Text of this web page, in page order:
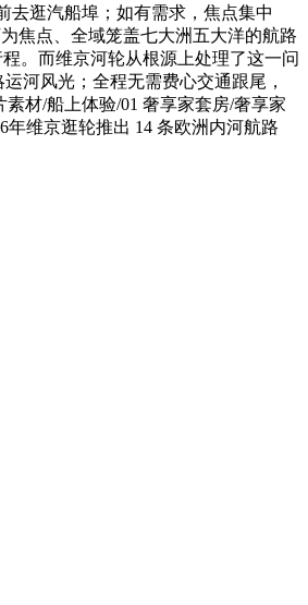
去逛汽船埠；如有需求，焦点集中
焦点、全域笼盖七大洲五大洋的航路
。而维京河轮从根源上处理了这一问
河风光；全程无需费心交通跟尾，
材/船上体验/01 奢享家套房/奢享家
维京逛轮推出 14 条欧洲内河航路